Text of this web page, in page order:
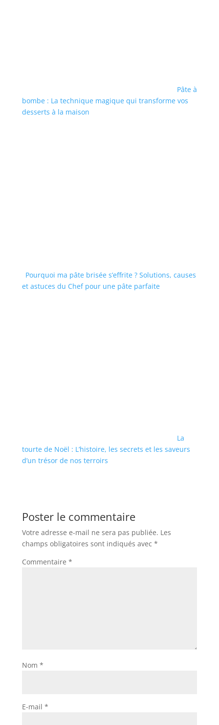
Pâte à
bombe : La technique magique qui transforme vos
desserts à la maison
Pourquoi ma pâte brisée s’effrite ? Solutions, causes
et astuces du Chef pour une pâte parfaite
La
tourte de Noël : L’histoire, les secrets et les saveurs
d’un trésor de nos terroirs
Poster le commentaire
Votre adresse e-mail ne sera pas publiée. Les
champs obligatoires sont indiqués avec *
Commentaire *
Nom *
E-mail *